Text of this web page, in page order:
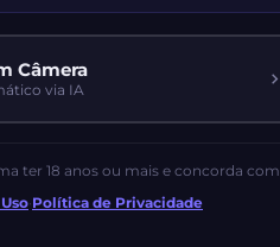
Câmera
via IA
ter 18 anos ou mais e concorda com
·Política de Privacidade